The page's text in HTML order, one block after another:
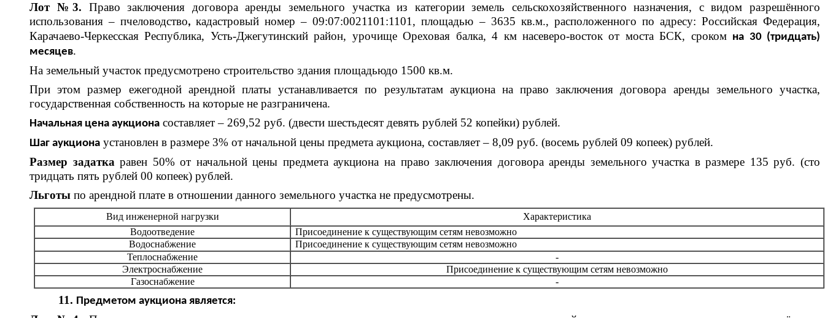
Лот №3. Право заключения договора аренды земельного участка из категории земель сельскохозяйственного назначения, с видом разрешённого
использования – пчеловодство,кадастровый номер – 09:07:0021101:1101, площадью – 3635 кв.м., расположенного по адресу: Российская Федерация,
Карачаево-Черкесская Республика, Усть-Джегутинский район, урочище Ореховая балка, 4 км насеверо-восток от моста БСК, сроком на 30 (тридцать)
месяцев.
На земельный участок предусмотрено строительство здания площадьюдо 1500 кв.м.
При этом размер ежегодной арендной платы устанавливается по результатам аукциона на право заключения договора аренды земельного участка,
государственная собственность на которые не разграничена.
Начальная цена аукциона составляет – 269,52 руб. (двести шестьдесят девять рублей 52 копейки) рублей.
Шаг аукциона установлен в размере 3% от начальной цены предмета аукциона, составляет – 8,09 руб. (восемь рублей 09 копеек) рублей.
Размер задаткаравен 50% от начальной цены предмета аукциона на право заключения договора аренды земельного участка в размере 135 руб. (сто
тридцать пять рублей 00 копеек) рублей.
Льготы по арендной плате в отношении данного земельного участка не предусмотрены.
Вид инженерной нагрузки
Характеристика
Водоотведение
Присоединение к существующим сетям невозможно
Водоснабжение
Присоединение к существующим сетям невозможно
Теплоснабжение
-
Электроснабжение
Присоединение к существующим сетям невозможно
Газоснабжение
-
11. Предметом аукциона является: